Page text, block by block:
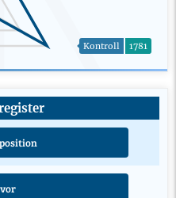
Kontroll 1781